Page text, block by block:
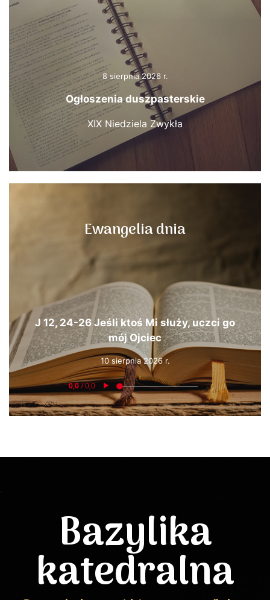
8 sierpnia 2026 r.
Ogłoszenia duszpasterskie
XIX Niedziela Zwykła
Ewangelia dnia
J 12, 24-26 Jeśli ktoś Mi służy, uczci go
mój Ojciec
10 sierpnia 2026 r.
Bazylika
katedralna